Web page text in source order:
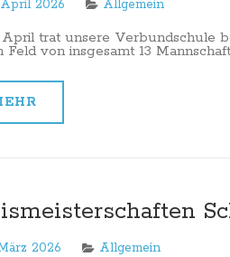
2026 Allgemein
trat unsere Verbundschule
Feld von insgesamt 13
2026 Allgemein